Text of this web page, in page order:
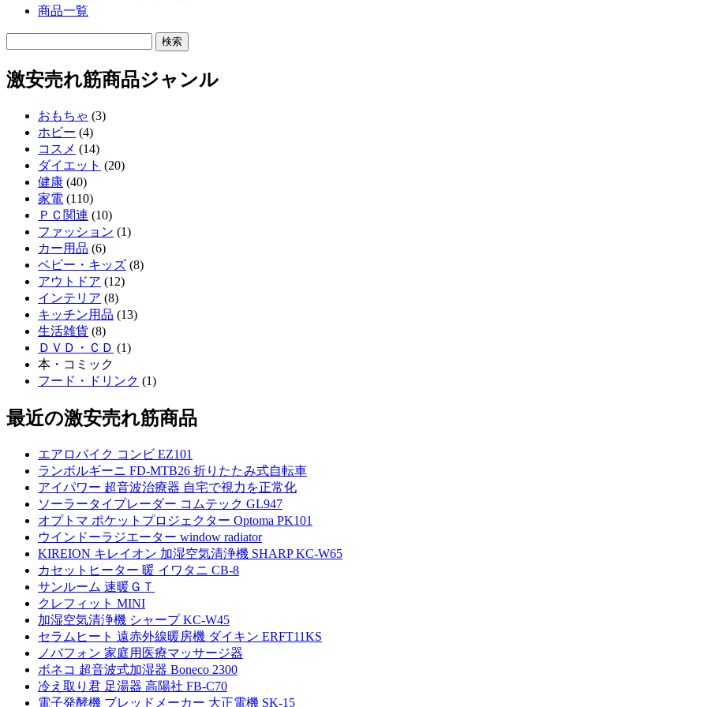
商品一覧
激安売れ筋商品ジャンル
おもちゃ (3)
ホビー (4)
コスメ (14)
ダイエット (20)
健康 (40)
家電 (110)
ＰＣ関連 (10)
ファッション (1)
カー用品 (6)
ベビー・キッズ (8)
アウトドア (12)
インテリア (8)
キッチン用品 (13)
生活雑貨 (8)
ＤＶＤ・ＣＤ (1)
本・コミック
フード・ドリンク (1)
最近の激安売れ筋商品
エアロバイク コンビ EZ101
ランボルギーニ FD-MTB26 折りたたみ式自転車
アイパワー 超音波治療器 自宅で視力を正常化
ソーラータイプレーダー コムテック GL947
オプトマ ポケットプロジェクター Optoma PK101
ウインドーラジエーター window radiator
KIREION キレイオン 加湿空気清浄機 SHARP KC-W65
カセットヒーター 暖 イワタニ CB-8
サンルーム 速暖ＧＴ
クレフィット MINI
加湿空気清浄機 シャープ KC-W45
セラムヒート 遠赤外線暖房機 ダイキン ERFT11KS
ノバフォン 家庭用医療マッサージ器
ボネコ 超音波式加湿器 Boneco 2300
冷え取り君 足湯器 高陽社 FB-C70
電子発酵機 ブレッドメーカー 大正電機 SK-15